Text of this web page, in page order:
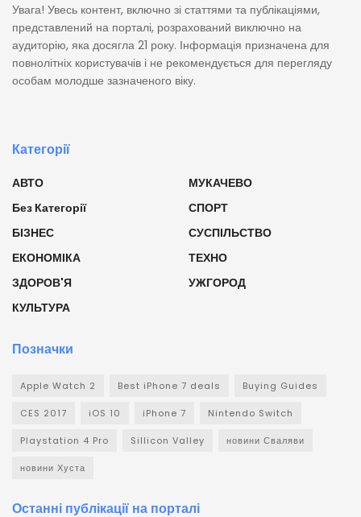
Увага! Увесь контент, включно зі статтями та публікаціями,
представлений на порталі, розрахований виключно на
аудиторію, яка досягла 21 року. Інформація призначена для
повнолітніх користувачів і не рекомендується для перегляду
особам молодше зазначеного віку.
Категорії
АВТО
Без Категорії
БІЗНЕС
ЕКОНОМІКА
ЗДОРОВ'Я
КУЛЬТУРА
МУКАЧЕВО
СПОРТ
СУСПІЛЬСТВО
ТЕХНО
УЖГОРОД
Позначки
Apple Watch 2 Best iPhone 7 deals Buying Guides
CES 2017 iOS 10 iPhone 7 Nintendo Switch
Playstation 4 Pro Sillicon Valley новини Сваляви
новини Хуста
Останні публікації на порталі